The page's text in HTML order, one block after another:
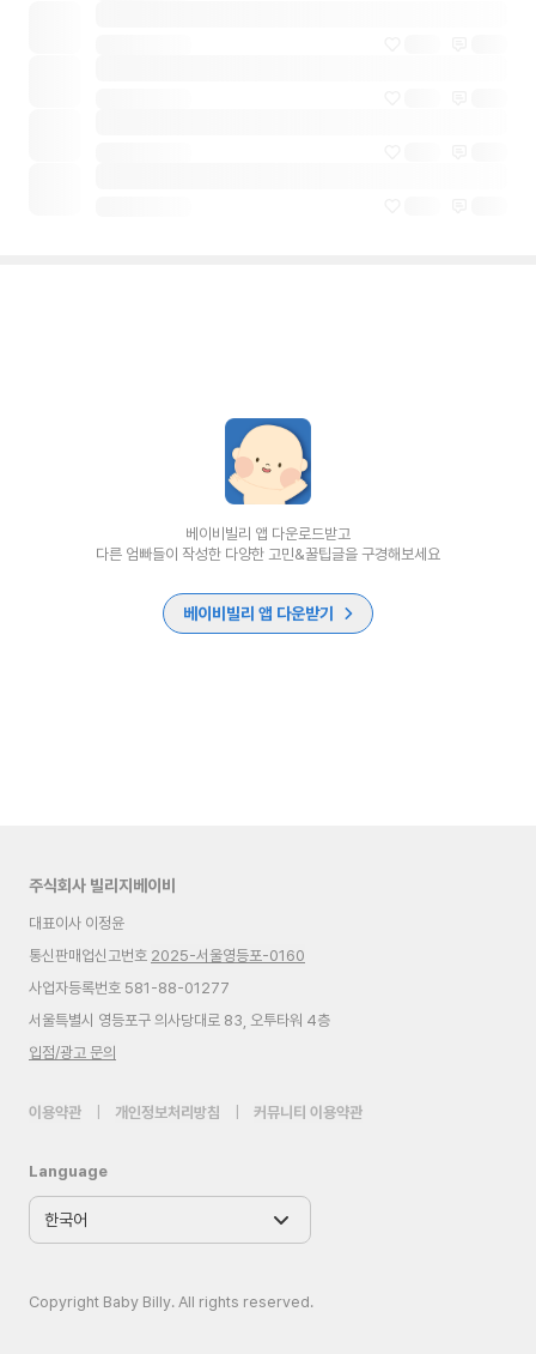
베이비빌리 앱 다운로드받고
다른 엄빠들이 작성한 다양한 고민&꿀팁글을 구경해보세요
베이비빌리 앱 다운받기
주식회사 빌리지베이비
대표이사 이정윤
통신판매업신고번호 2025-서울영등포-0160
사업자등록번호 581-88-01277
서울특별시 영등포구 의사당대로 83, 오투타워 4층
입점/광고 문의
이용약관 개인정보처리방침 커뮤니티 이용약관
Language
Copyright Baby Billy. All rights reserved.